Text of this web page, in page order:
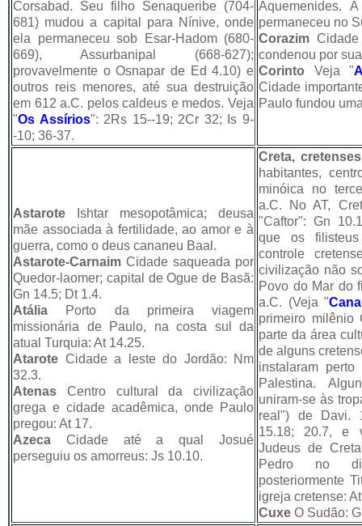
Corsabad. Seu filho Senaqueribe (704-
681) mudou a capital para Nínive, onde
ela permaneceu sob Esar-Hadom (680-
669), Assurbanipal (668-627);
provavelmente o Osnapar de Ed 4.10) e
outros reis menores, até sua destruição
em 612 a.C. pelos caldeus e medos. Veja
"Os Assírios": 2Rs 15--19; 2Cr 32; Is 9-
-10; 36-37.
Aquemenides.
permaneceu no
Corazim
condenou por
Corinto Veja "
Cidade
Paulo fundou
Astarote
Ishtar mesopotâmica; deusa
mãe associada à fertilidade, ao amor e à
guerra, como o deus cananeu Baal.
Astarote-Carnaim Cidade saqueada por
Quedor-laomer; capital de Ogue de Basã:
Gn 14.5; Dt 1.4.
Atália Porto da primeira viagem
missionária de Paulo, na costa sul da
atual Turquia: At 14.25.
Atarote Cidade a leste do Jordão: Nm
32.3.
Atenas Centro cultural da civilização
grega e cidade acadêmica, onde Paulo
pregou: At 17.
Azeca Cidade até a qual Josué
perseguiu os amorreus: Js 10.10.
Creta, cretenses
habitantes,
minóica no
a.C. No AT,
"Caftor": Gn
que os
controle
civilização não
Povo do Mar do
a.C. (Veja "
primeiro milênio
parte da área
de alguns
instalaram
Palestina.
uniram-se às
real") de Davi.
15.18; 20.7, e
Judeus de
Pedro no
posteriormente
igreja cretense:
Cuxe O Sudão: